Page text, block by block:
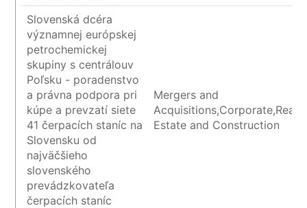
Slovenská dcéra
významnej európskej
petrochemickej
skupiny s centrálouv
Poľsku - poradenstvo
a právna podpora pri
kúpe a prevzatí siete
41 čerpacích staníc na
Slovensku od
najväčšieho
slovenského
prevádzkovateľa
čerpacích staníc
Mergers and
Acquisitions,Corporate,Real
Estate and Construction